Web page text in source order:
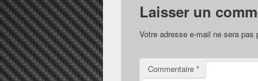
Laisser un
Votre adresse e-mail ne sera pas
Commentaire *